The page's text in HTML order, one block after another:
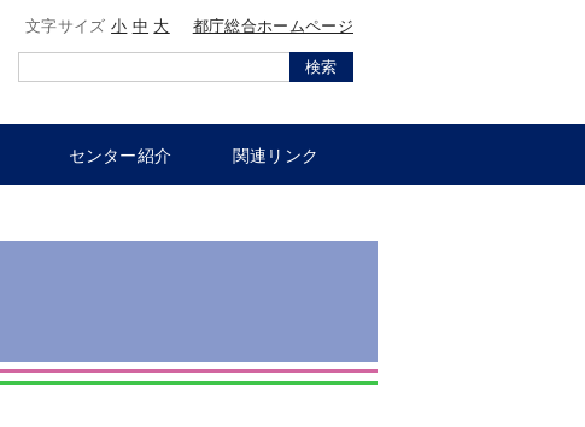
文字サイズ小 中 大 都庁総合ホームページ
検索
センター紹介 関連リンク